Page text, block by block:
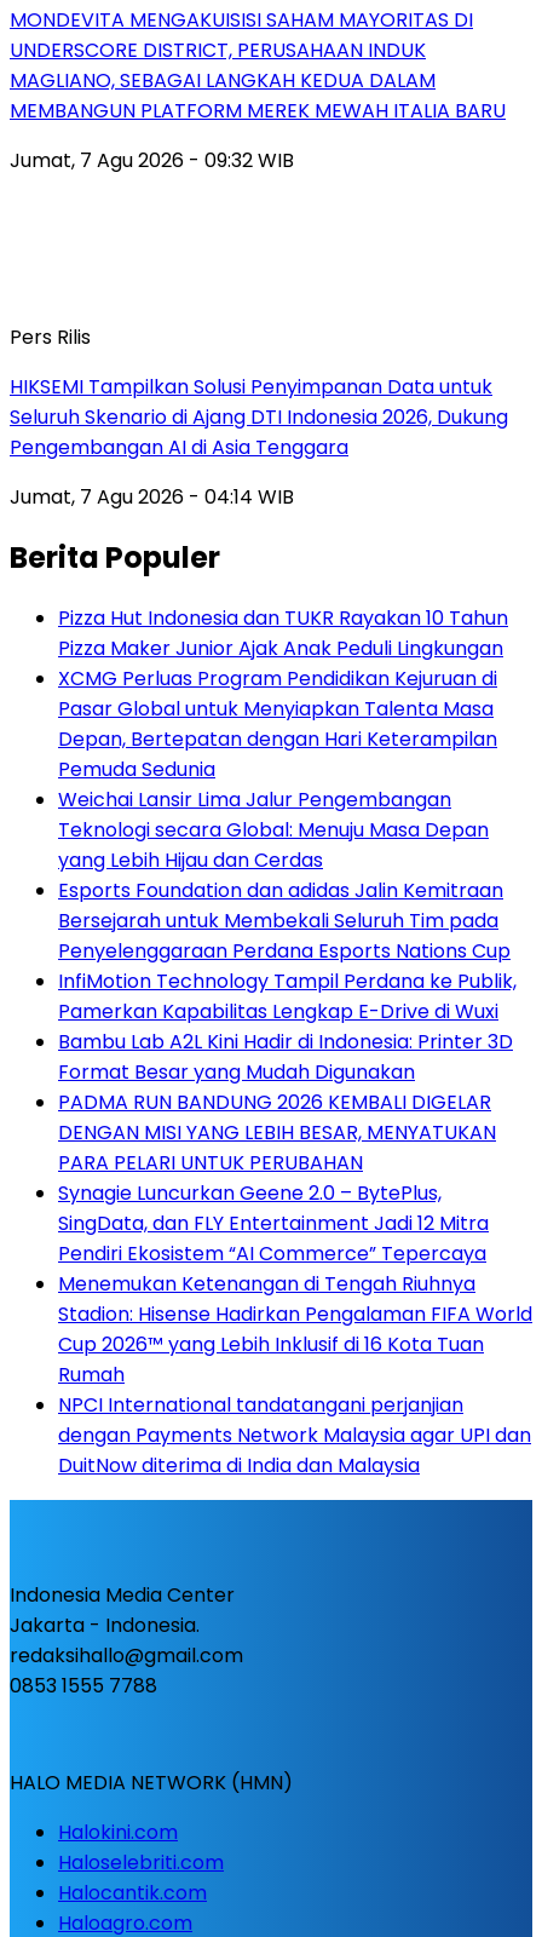
MONDEVITA MENGAKUISISI SAHAM MAYORITAS DI
UNDERSCORE DISTRICT, PERUSAHAAN INDUK
MAGLIANO, SEBAGAI LANGKAH KEDUA DALAM
MEMBANGUN PLATFORM MEREK MEWAH ITALIA BARU
Jumat, 7 Agu 2026 - 09:32 WIB
Pers Rilis
HIKSEMI Tampilkan Solusi Penyimpanan Data untuk
Seluruh Skenario di Ajang DTI Indonesia 2026, Dukung
Pengembangan AI di Asia Tenggara
Jumat, 7 Agu 2026 - 04:14 WIB
Berita Populer
Pizza Hut Indonesia dan TUKR Rayakan 10 Tahun
Pizza Maker Junior Ajak Anak Peduli Lingkungan
XCMG Perluas Program Pendidikan Kejuruan di
Pasar Global untuk Menyiapkan Talenta Masa
Depan, Bertepatan dengan Hari Keterampilan
Pemuda Sedunia
Weichai Lansir Lima Jalur Pengembangan
Teknologi secara Global: Menuju Masa Depan
yang Lebih Hijau dan Cerdas
Esports Foundation dan adidas Jalin Kemitraan
Bersejarah untuk Membekali Seluruh Tim pada
Penyelenggaraan Perdana Esports Nations Cup
InfiMotion Technology Tampil Perdana ke Publik,
Pamerkan Kapabilitas Lengkap E-Drive di Wuxi
Bambu Lab A2L Kini Hadir di Indonesia: Printer 3D
Format Besar yang Mudah Digunakan
PADMA RUN BANDUNG 2026 KEMBALI DIGELAR
DENGAN MISI YANG LEBIH BESAR, MENYATUKAN
PARA PELARI UNTUK PERUBAHAN
Synagie Luncurkan Geene 2.0 – BytePlus,
SingData, dan FLY Entertainment Jadi 12 Mitra
Pendiri Ekosistem “AI Commerce” Tepercaya
Menemukan Ketenangan di Tengah Riuhnya
Stadion: Hisense Hadirkan Pengalaman FIFA World
Cup 2026™ yang Lebih Inklusif di 16 Kota Tuan
Rumah
NPCI International tandatangani perjanjian
dengan Payments Network Malaysia agar UPI dan
DuitNow diterima di India dan Malaysia
Indonesia Media Center
Jakarta - Indonesia.
redaksihallo@gmail.com
0853 1555 7788
HALO MEDIA NETWORK (HMN)
Halokini.com
Haloselebriti.com
Halocantik.com
Haloagro.com